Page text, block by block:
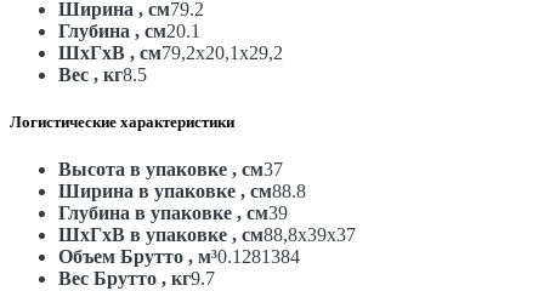
Ширина , см79.2
Глубина , см20.1
ШxГxВ , см79,2x20,1x29,2
Вес , кг8.5
Логистические характеристики
Высота в упаковке , см37
Ширина в упаковке , см88.8
Глубина в упаковке , см39
ШxГxВ в упаковке , см88,8x39x37
Объем Брутто , м³0.1281384
Вес Брутто , кг9.7